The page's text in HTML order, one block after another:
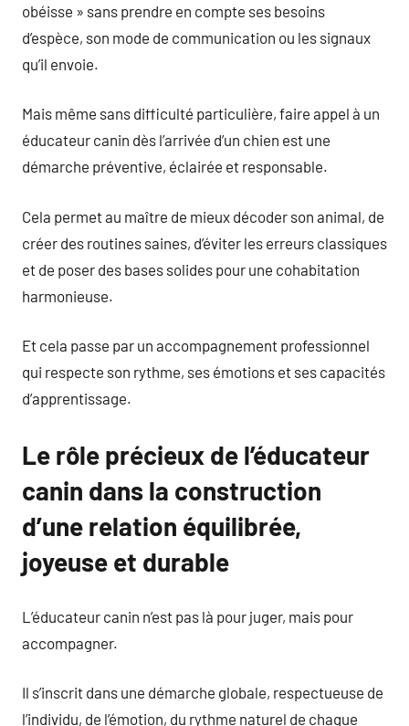
obéisse » sans prendre en compte ses besoins
d’espèce, son mode de communication ou les signaux
qu’il envoie.
Mais même sans difficulté particulière, faire appel à un
éducateur canin dès l’arrivée d’un chien est une
démarche préventive, éclairée et responsable.
Cela permet au maître de mieux décoder son animal, de
créer des routines saines, d’éviter les erreurs classiques
et de poser des bases solides pour une cohabitation
harmonieuse.
Et cela passe par un accompagnement professionnel
qui respecte son rythme, ses émotions et ses capacités
d’apprentissage.
Le rôle précieux de l’éducateur
canin dans la construction
d’une relation équilibrée,
joyeuse et durable
L’éducateur canin n’est pas là pour juger, mais pour
accompagner.
Il s’inscrit dans une démarche globale, respectueuse de
l’individu, de l’émotion, du rythme naturel de chaque